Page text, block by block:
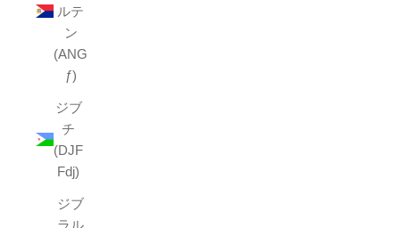
ルテ
ン
(ANG
ƒ)
ジブ
チ
(DJF
Fdj)
ジブ
ラル